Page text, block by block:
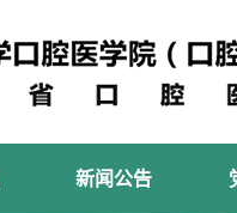
新闻公告